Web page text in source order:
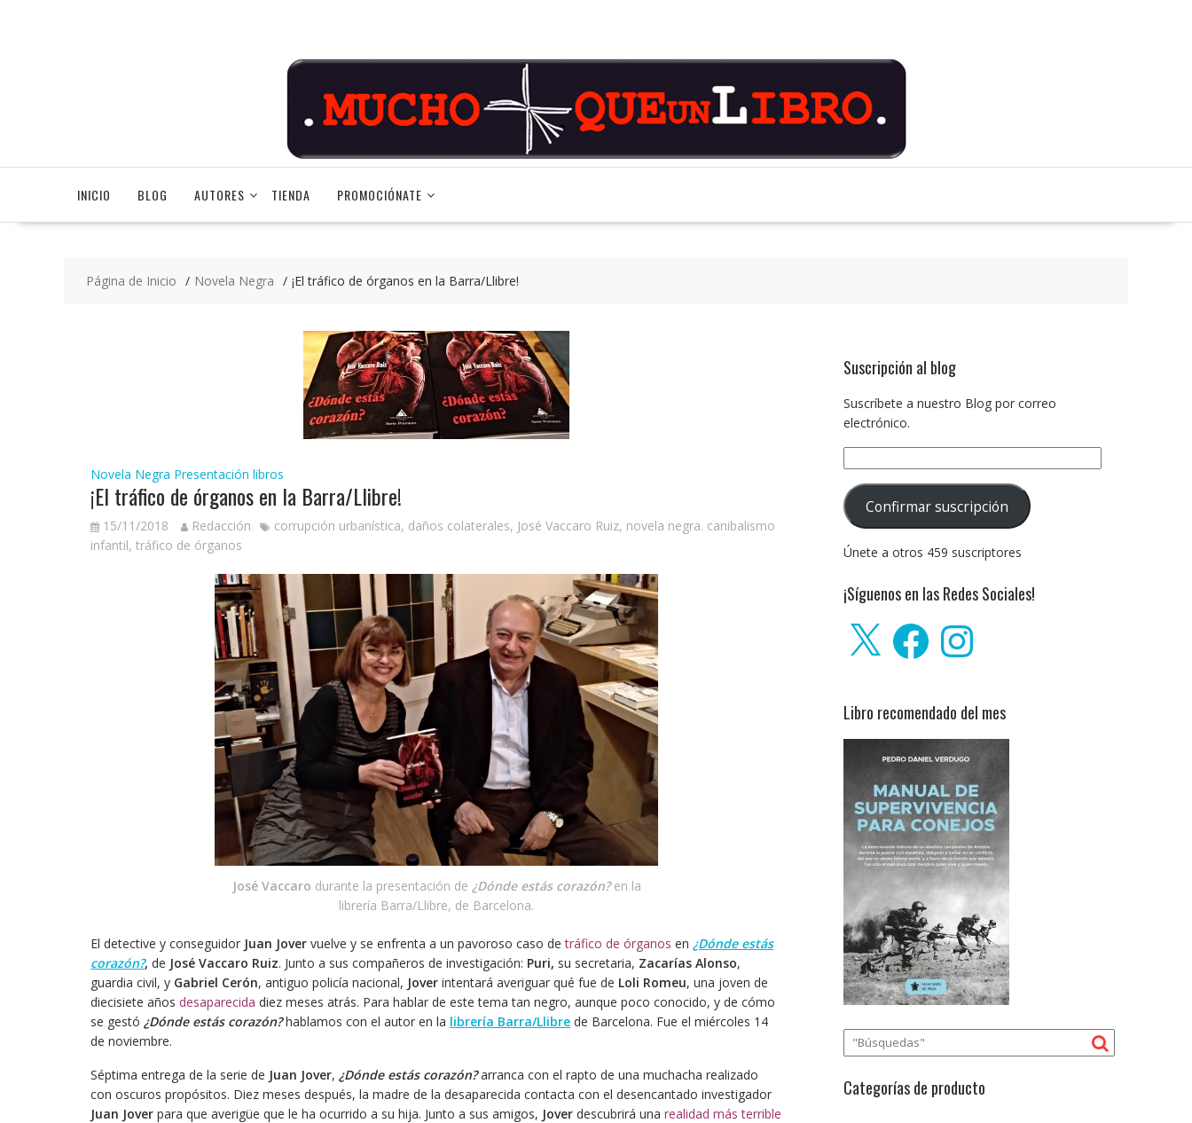
INICIO BLOG AUTORES TIENDA PROMOCIÓNATE
Página de Inicio Novela Negra ¡El tráfico de órganos en la Barra/Llibre!
Novela Negra Presentación libros
¡El tráfico de órganos en la Barra/Llibre!
15/11/2018 Redacción corrupción urbanística, daños colaterales, José Vaccaro Ruiz, novela negra. canibalismo
infantil, tráfico de órganos
José Vaccaro durante la presentación de ¿Dónde estás corazón?en la
librería Barra/Llibre, de Barcelona.
El detective y conseguidor Juan Jover vuelve y se enfrenta a un pavoroso caso detráfico de órganos en ¿Dónde estás
corazón?, de José Vaccaro Ruiz. Junto a sus compañeros de investigación: Puri, su secretaria, Zacarías Alonso,
guardia civil, y Gabriel Cerón, antiguo policía nacional, Jover intentará averiguar qué fue de Loli Romeu, una joven de
diecisiete años desaparecida diez meses atrás. Para hablar de este tema tan negro, aunque poco conocido, y de cómo
se gestó ¿Dónde estás corazón?hablamos con el autor en la librería Barra/Llibre de Barcelona. Fue el miércoles 14
de noviembre.
Séptima entrega de la serie de Juan Jover, ¿Dónde estás corazón?arranca con el rapto de una muchacha realizado
con oscuros propósitos. Diez meses después, la madre de la desaparecida contacta con el desencantado investigador
Juan Jover para que averigüe que le ha ocurrido a su hija. Junto a sus amigos, Jover descubrirá una realidad más terrible
Suscripción al blog
Suscríbete a nuestro Blog por correo
electrónico.
de
correo
electrónico:
Confirmar suscripción
Únete a otros 459 suscriptores
¡Síguenos en las Redes Sociales!
FacebookInstagram
Libro recomendado del mes
Categorías de producto